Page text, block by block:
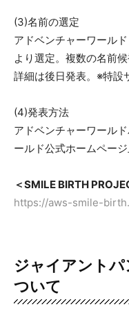
(3)名前の選定
アドベンチャーワール
より選定。複数の名前
詳細は後日発表。※特設
(4)発表方法
アドベンチャーワール
ールド公式ホームページ
＜SMILE BIRTH
https://aws-smile-
ジャイアント
ついて